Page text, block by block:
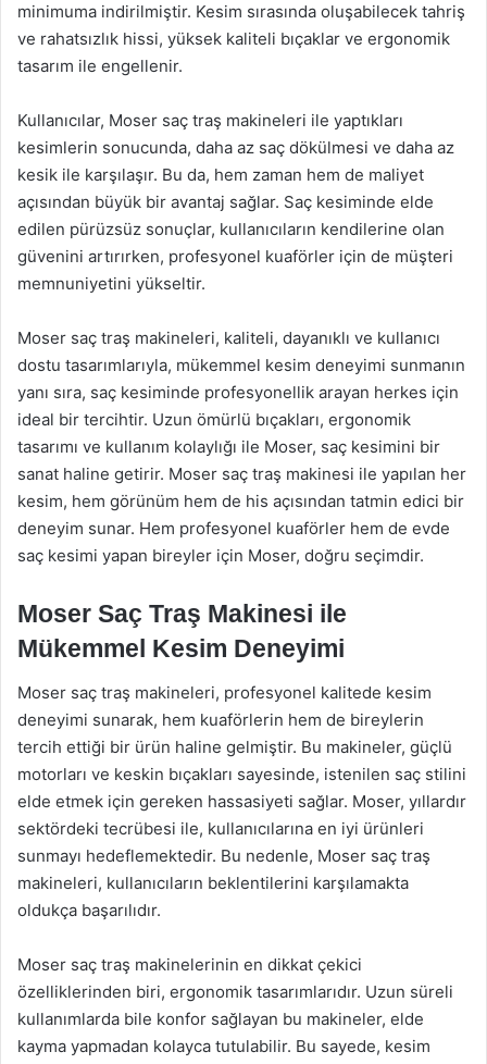
minimuma indirilmiştir. Kesim sırasında oluşabilecek tahriş
ve rahatsızlık hissi, yüksek kaliteli bıçaklar ve ergonomik
tasarım ile engellenir.
Kullanıcılar, Moser saç traş makineleri ile yaptıkları
kesimlerin sonucunda, daha az saç dökülmesi ve daha az
kesik ile karşılaşır. Bu da, hem zaman hem de maliyet
açısından büyük bir avantaj sağlar. Saç kesiminde elde
edilen pürüzsüz sonuçlar, kullanıcıların kendilerine olan
güvenini artırırken, profesyonel kuaförler için de müşteri
memnuniyetini yükseltir.
Moser saç traş makineleri, kaliteli, dayanıklı ve kullanıcı
dostu tasarımlarıyla, mükemmel kesim deneyimi sunmanın
yanı sıra, saç kesiminde profesyonellik arayan herkes için
ideal bir tercihtir. Uzun ömürlü bıçakları, ergonomik
tasarımı ve kullanım kolaylığı ile Moser, saç kesimini bir
sanat haline getirir. Moser saç traş makinesi ile yapılan her
kesim, hem görünüm hem de his açısından tatmin edici bir
deneyim sunar. Hem profesyonel kuaförler hem de evde
saç kesimi yapan bireyler için Moser, doğru seçimdir.
Moser Saç Traş Makinesi ile
Mükemmel Kesim Deneyimi
Moser saç traş makineleri, profesyonel kalitede kesim
deneyimi sunarak, hem kuaförlerin hem de bireylerin
tercih ettiği bir ürün haline gelmiştir. Bu makineler, güçlü
motorları ve keskin bıçakları sayesinde, istenilen saç stilini
elde etmek için gereken hassasiyeti sağlar. Moser, yıllardır
sektördeki tecrübesi ile, kullanıcılarına en iyi ürünleri
sunmayı hedeflemektedir. Bu nedenle, Moser saç traş
makineleri, kullanıcıların beklentilerini karşılamakta
oldukça başarılıdır.
Moser saç traş makinelerinin en dikkat çekici
özelliklerinden biri, ergonomik tasarımlarıdır. Uzun süreli
kullanımlarda bile konfor sağlayan bu makineler, elde
kayma yapmadan kolayca tutulabilir. Bu sayede, kesim